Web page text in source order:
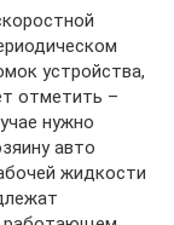
устройства,
отметить –
нужно
авто
жидкости